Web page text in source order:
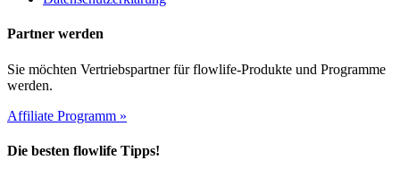
Partner werden
Sie möchten Vertriebspartner für flowlife-Produkte und Programme
werden.
Affiliate Programm »
Die besten flowlife Tipps!